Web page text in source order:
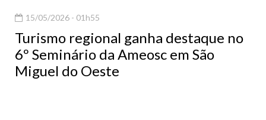
15/05/2026 - 01h55
Turismo regional ganha destaque no
6º Seminário da Ameosc em São
Miguel do Oeste